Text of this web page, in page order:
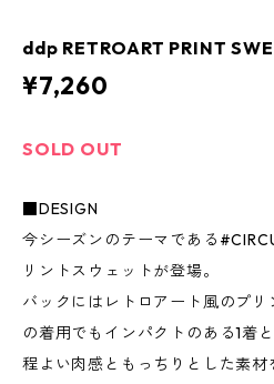
ddp RETROART PRINT
¥7,260
SOLD OUT
■DESIGN
今シーズンのテーマである
リントスウェットが登場。
バックにはレトロアート風のプ
の着用でもインパクトのある1着
程よい肉感ともっちりとした素